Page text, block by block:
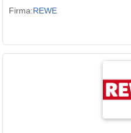
Firma:REWE